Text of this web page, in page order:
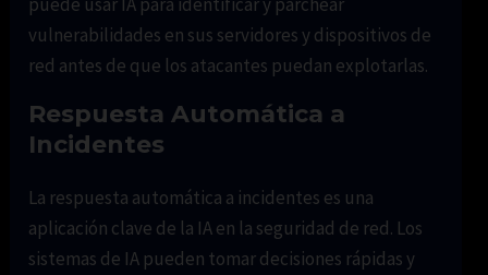
vulnerabilidades en sus servidores y dispositivos de
red antes de que los atacantes puedan explotarlas.
Respuesta Automática a
Incidentes
La respuesta automática a incidentes es una
aplicación clave de la IA en la seguridad de red. Los
sistemas de IA pueden tomar decisiones rápidas y